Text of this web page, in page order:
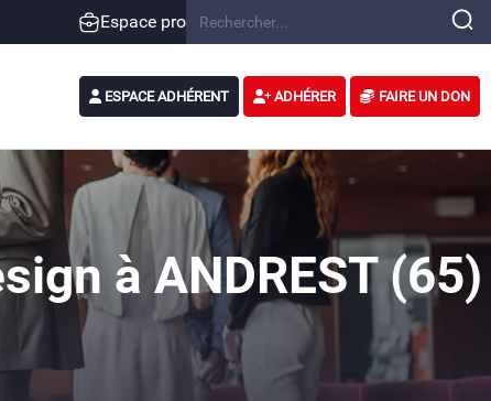
Espace pro
ESPACE ADHÉRENT ADHÉRER FAIRE UN DON
à ANDREST (65)